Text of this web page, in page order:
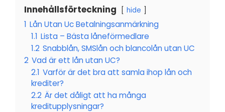
Innehållsförteckning hide
1 Lån Utan Uc Betalningsanmärkning
1.1 Lista – Bästa låneförmedlare
1.2 Snabblån, SMSlån och blancolån utan UC
2 Vad är ett lån utan UC?
2.1 Varför är det bra att samla ihop lån och
krediter?
2.2 Är det dåligt att ha många
kreditupplysningar?